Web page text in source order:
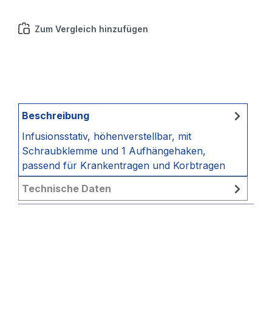
Zum Vergleich hinzufügen
Beschreibung
Infusionsstativ, höhenverstellbar, mit
Schraubklemme und 1 Aufhängehaken,
passend für Krankentragen und Korbtragen
Technische Daten